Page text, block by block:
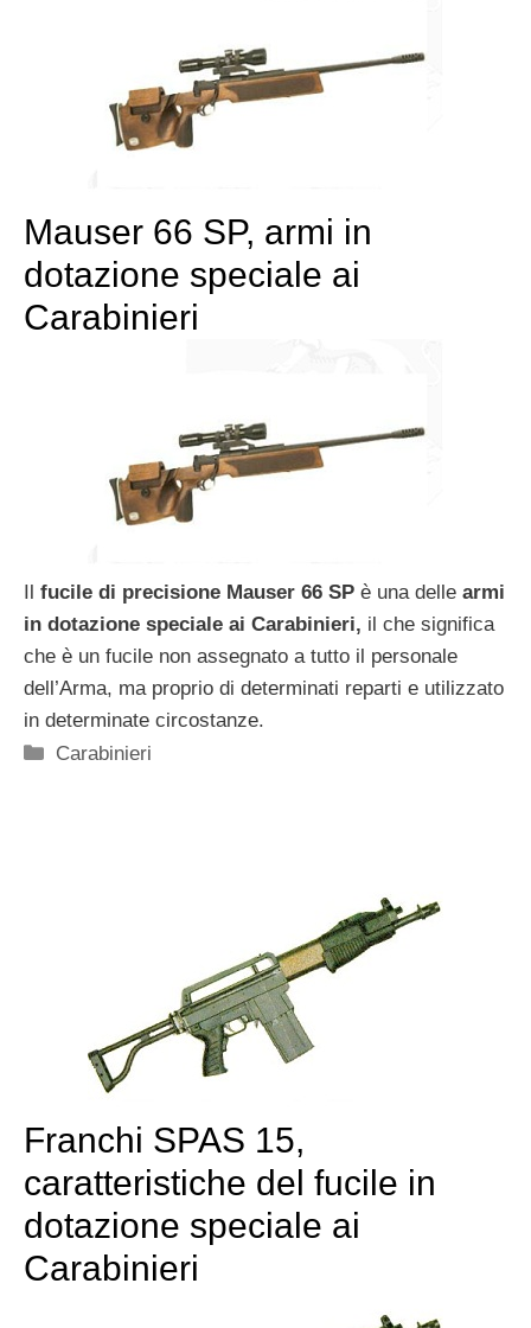
Mauser 66 SP, armi in
dotazione speciale ai
Carabinieri
fucile di precisione Mauser 66 SP è una delle armi
in dotazione speciale ai Carabinieri, il che significa
che è un fucile non assegnato a tutto il personale
dell’Arma, ma proprio di determinati reparti e utilizzato
in determinate circostanze.
Categorie
Carabinieri
Franchi SPAS 15,
caratteristiche del fucile in
dotazione speciale ai
Carabinieri